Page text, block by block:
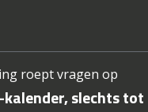
roept vragen op
slechts